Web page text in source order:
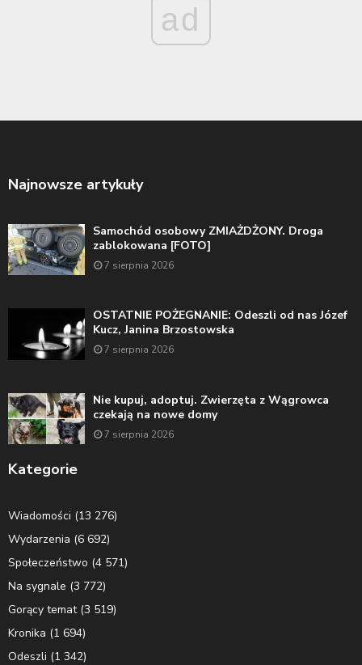
ad
Najnowsze artykuły
Samochód osobowy ZMIAŻDŻONY. Droga
zablokowana [FOTO]
7 sierpnia 2026
OSTATNIE POŻEGNANIE: Odeszli od nas Józef
Kucz, Janina Brzostowska
7 sierpnia 2026
Nie kupuj, adoptuj. Zwierzęta z Wągrowca
czekają na nowe domy
7 sierpnia 2026
Kategorie
Wiadomości (13 276)
Wydarzenia (6 692)
Społeczeństwo (4 571)
Na sygnale (3 772)
Gorący temat(3 519)
Kronika (1 694)
Odeszli (1 342)